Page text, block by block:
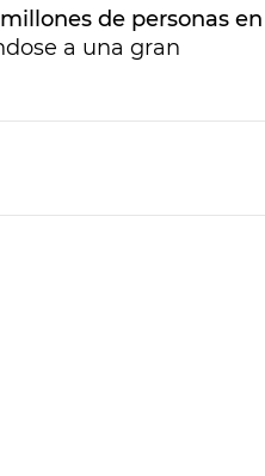
millones de personas en
a una gran